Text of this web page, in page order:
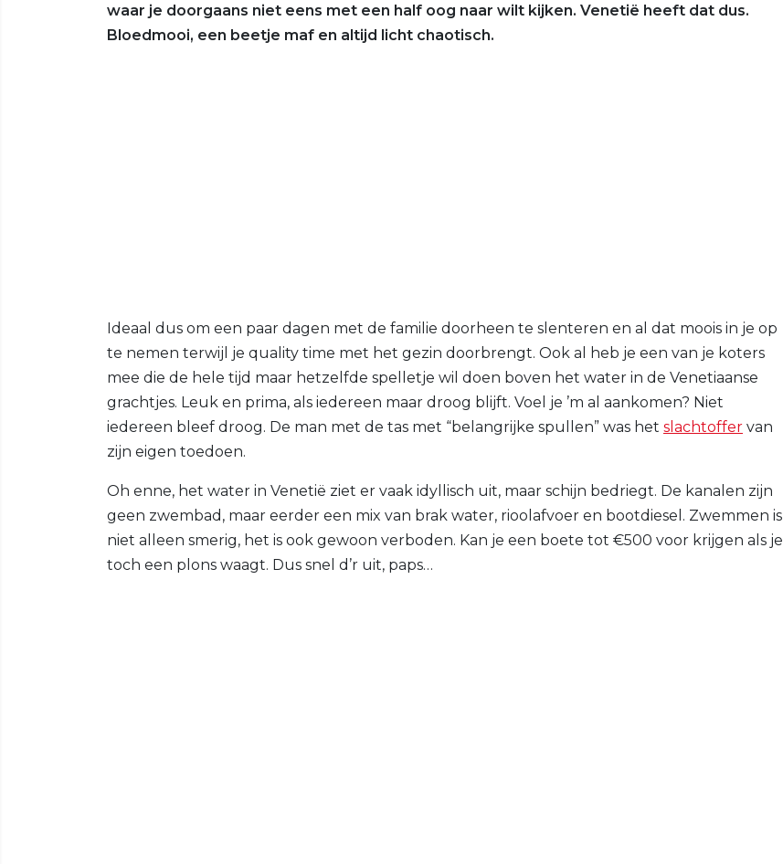
waar je doorgaans niet eens met een half oog naar wilt kijken. Venetië heeft dat dus.
Bloedmooi, een beetje maf en altijd licht chaotisch.
Ideaal dus om een paar dagen met de familie doorheen te slenteren en al dat moois in je op
te nemen terwijl je quality time met het gezin doorbrengt. Ook al heb je een van je koters
mee die de hele tijd maar hetzelfde spelletje wil doen boven het water in de Venetiaanse
grachtjes. Leuk en prima, als iedereen maar droog blijft. Voel je ’m al aankomen? Niet
iedereen bleef droog. De man met de tas met “belangrijke spullen” was het slachtoffer van
zijn eigen toedoen.
Oh enne, het water in Venetië ziet er vaak idyllisch uit, maar schijn bedriegt. De kanalen zijn
geen zwembad, maar eerder een mix van brak water, rioolafvoer en bootdiesel. Zwemmen is
niet alleen smerig, het is ook gewoon verboden. Kan je een boete tot €500 voor krijgen als je
toch een plons waagt. Dus snel d’r uit, paps…